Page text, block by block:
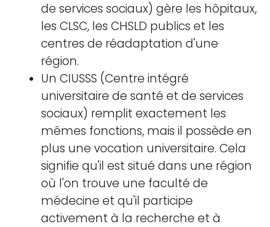
de services sociaux) gère les hôpitaux,
les CLSC, les CHSLD publics et les
centres de réadaptation d'une
région.
Un CIUSSS (Centre intégré
universitaire de santé et de services
sociaux) remplit exactement les
mêmes fonctions, mais il possède en
plus une vocation universitaire. Cela
signifie qu'il est situé dans une région
où l'on trouve une faculté de
médecine et qu'il participe
activement à la recherche et à